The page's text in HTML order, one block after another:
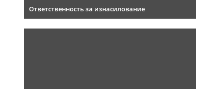
Ответственность за изнасилование